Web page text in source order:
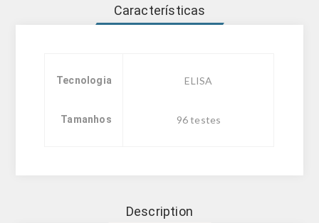
Características
Tecnologia ELISA
Tamanhos 96 testes
Description